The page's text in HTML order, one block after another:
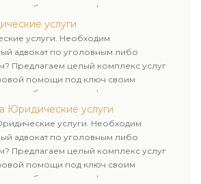
обслуживание физических и
подход к каждому
услуги
услуги. Необходим
адвокат по уголовным либо
Предлагаем целый комплекс услуг
помощи под ключ своим
обслуживание физических и
подход к каждому
Юридические услуги
услуги. Необходим
адвокат по уголовным либо
Предлагаем целый комплекс услуг
помощи под ключ своим
обслуживание физических и